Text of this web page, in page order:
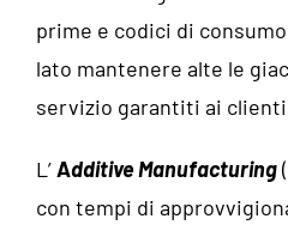
prime e codici di
lato mantenere alte le
servizio garantiti ai
L’Additive Manufacturing
con tempi di